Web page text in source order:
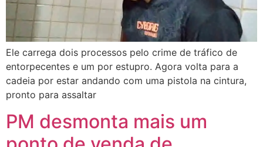
Ele carrega dois processos pelo crime de tráfico de
entorpecentes e um por estupro. Agora volta para a
cadeia por estar andando com uma pistola na cintura,
pronto para assaltar
PM desmonta mais um